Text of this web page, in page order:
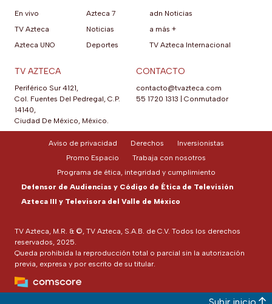
En vivo
TV Azteca
Azteca UNO
Azteca 7
Noticias
Deportes
adn Noticias
a más +
TV Azteca Internacional
TV AZTECA
Periférico Sur 4121,
Col. Fuentes Del Pedregal, C.P.
14140,
Ciudad De México, México.
CONTACTO
contacto@tvazteca.com
55 1720 1313
Conmutador
TV Azteca, M.R. & ©, TV Azteca, S.A.B. de C.V. Todos los derechos
reservados, 2025.
Queda prohibida la reproducción total o parcial sin la autorización
previa, expresa y por escrito de su titular.
Aviso de privacidad Derechos
Inversionistas
Promo Espacio
Trabaja con nosotros
Programa de ética, integridad y cumplimiento
Defensor de Audiencias y Código de Ética de Televisión
Azteca III y Televisora del Valle de México